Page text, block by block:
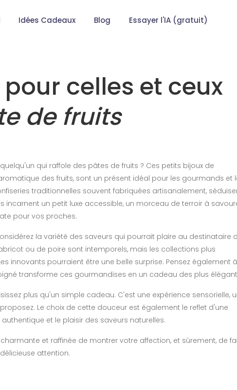
Idées Cadeaux Blog Essayer l'IA (gratuit)
celles et ceux
de fruits
qui raffole des pâtes de fruits ? Ces petits bijoux de
des fruits, sont un présent idéal pour les gourmands et
traditionnelles souvent fabriquées artisanalement,
incarnent un petit luxe accessible, un morceau de terroir à
pour vos proches.
la variété des saveurs qui pourrait plaire au destinataire
ou de poire sont intemporels, mais les collections plus
innovants pourraient être une belle surprise. Pensez également
transforme ces gourmandises en un cadeau des plus
plus qu'un simple cadeau. C'est une expérience sensorielle,
Le choix de cette douceur est également le reflet d'une
et le plaisir des saveurs naturelles.
et raffinée de montrer votre affection, et sûrement, de
attention.